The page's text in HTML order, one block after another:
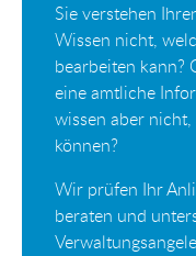
Sie verstehen
Wissen nicht,
bearbeiten kann?
eine amtliche
wissen aber
können?
Wir prüfen Ihr
beraten und